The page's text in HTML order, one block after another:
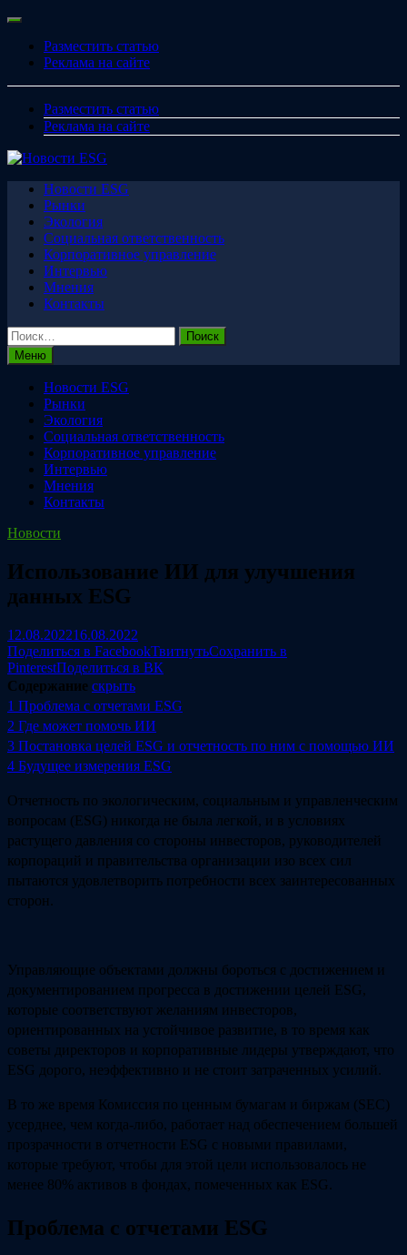
Перейти
содержимому
Меню
Разместить статью
Реклама на сайте
Разместить статью
Реклама на сайте
Новости ESG
Рынки
Экология
Социальная ответственность
Корпоративное управление
Интервью
Мнения
Контакты
Найти:
Меню
Новости ESG
Рынки
Экология
Социальная ответственность
Корпоративное управление
Интервью
Мнения
Контакты
Новости
Использование ИИ для улучшения
данных ESG
12.08.202216.08.2022
Поделиться в FacebookТвитнутьСохранить в
PinterestПоделиться в ВК
Содержание скрыть
1 Проблема с отчетами ESG
2 Где может помочь ИИ
3 Постановка целей ESG и отчетность по ним с помощью ИИ
4 Будущее измерения ESG
Отчетность по экологическим, социальным и управленческим
вопросам (ESG) никогда не была легкой, и в условиях
растущего давления со стороны инвесторов, руководителей
корпораций и правительства организации изо всех сил
пытаются удовлетворить потребности всех заинтересованных
сторон.
Управляющие объектами должны бороться с достижением и
документированием прогресса в достижении целей ESG,
которые соответствуют желаниям инвесторов,
ориентированных на устойчивое развитие, в то время как
советы директоров и корпоративные лидеры утверждают, что
ESG дорого, неэффективно и не стоит затраченных усилий.
В то же время Комиссия по ценным бумагам и биржам (SEC)
усерднее, чем когда-либо, работает над обеспечением большей
прозрачности в отчетности ESG с новыми правилами,
которые требуют, чтобы для этой цели использовалось не
менее 80% активов в фондах, помеченных как ESG.
Проблема с отчетами ESG